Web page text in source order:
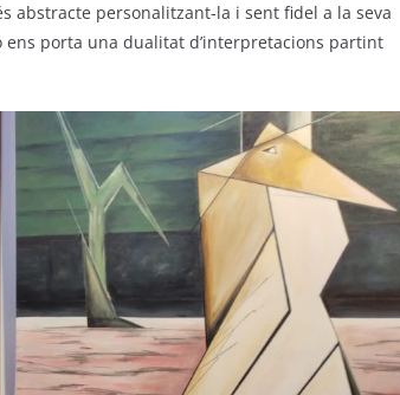
abstracte personalitzant-la i sent fidel a la seva
porta una dualitat d’interpretacions partint